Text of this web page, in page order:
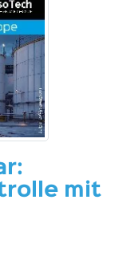
mit